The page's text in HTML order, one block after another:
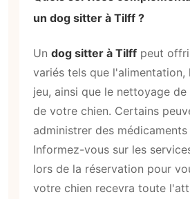
un dog sitter à Tilff ?
Un dog sitter à Tilff peut
variés tels que l'alimentation,
jeu, ainsi que le nettoyage
de votre chien. Certains
administrer des médicaments
Informez-vous sur les
lors de la réservation pour
votre chien recevra toute